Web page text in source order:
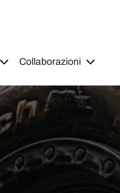
Collaborazioni